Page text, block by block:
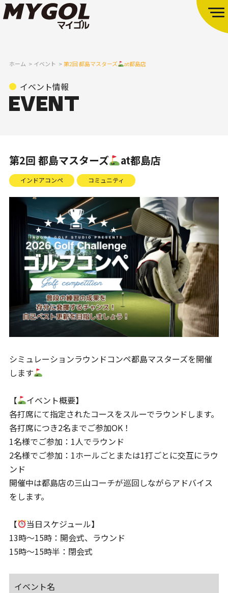
ホーム イベント 第2回 都島マスターズ at都島店
イベント情報
第2回 都島マスターズ at都島店
インドアコンペ コミュニティ
シミュレーションラウンドコンペ都島マスターズを開催
します
【
イベント概要】
各打席にて指定されたコースをスルーでラウンドします。
各打席につき2名までご参加OK！
1名様でご参加：1人でラウンド
2名様でご参加：1ホールごとまたは1打ごとに交互にラウ
ンド
開催中は都島店の三山コーチが巡回しながらアドバイス
をします。
【
当日スケジュール】
13時～15時：開会式、ラウンド
15時～15時半：閉会式
イベント名